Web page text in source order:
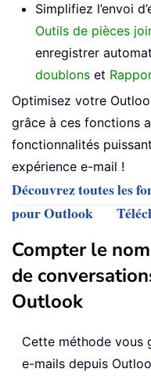
Simplifiez l’envoi
Outils de pièces
enregistrer
doublons et
Optimisez votre
grâce à ces fonctions
fonctionnalités
expérience e-mail !
Découvrez toutes les
pour Outlook
Compter le
de
Outlook
Cette méthode vous
e-mails depuis